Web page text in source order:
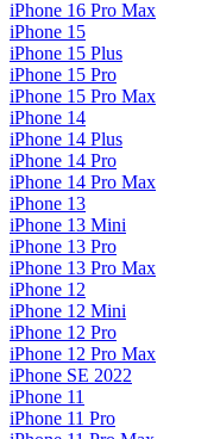
iPhone 16 Pro Max
iPhone 15
iPhone 15 Plus
iPhone 15 Pro
iPhone 15 Pro Max
iPhone 14
iPhone 14 Plus
iPhone 14 Pro
iPhone 14 Pro Max
iPhone 13
iPhone 13 Mini
iPhone 13 Pro
iPhone 13 Pro Max
iPhone 12
iPhone 12 Mini
iPhone 12 Pro
iPhone 12 Pro Max
iPhone SE 2022
iPhone 11
iPhone 11 Pro